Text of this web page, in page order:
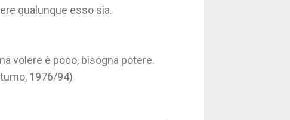
qualunque esso sia.
volere è poco, bisogna potere.
1976/94)